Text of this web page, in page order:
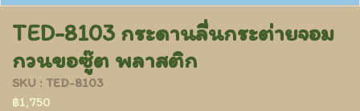
TED-8103 กระดานลื่นกระต่ายจอม
กวนขอซู๊ต พลาสติก
SKU : TED-8103
฿1,750